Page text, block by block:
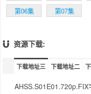
第06集
第07集
资源下载:
下载地址三 下载地址二